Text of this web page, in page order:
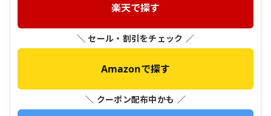
楽天で探す
＼ セール・割引をチェック ／
Amazonで探す
＼ クーポン配布中かも ／